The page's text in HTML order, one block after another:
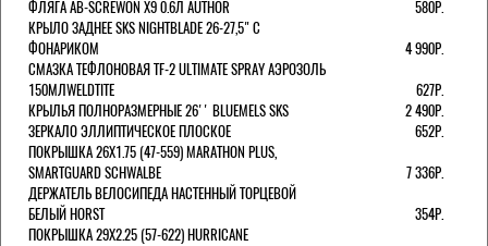
ФЛЯГА AB-SCREWON X9 0.6Л AUTHOR
580Р.
КРЫЛО ЗАДНЕЕ SKS NIGHTBLADE 26-27,5" С
ФОНАРИКОМ
4 990Р.
СМАЗКА ТЕФЛОНОВАЯ TF-2 ULTIMATE SPRAY АЭРОЗОЛЬ
150МЛWELDTITE
627Р.
КРЫЛЬЯ ПОЛНОРАЗМЕРНЫЕ 26'' BLUEMELS SKS
2 490Р.
ЗЕРКАЛО ЭЛЛИПТИЧЕСКОЕ ПЛОСКОЕ
652Р.
ПОКРЫШКА 26X1.75 (47-559) MARATHON PLUS,
SMARTGUARD SCHWALBE
7 336Р.
ДЕРЖАТЕЛЬ ВЕЛОCИПЕДА НАСТЕННЫЙ ТОРЦЕВОЙ
БЕЛЫЙ HORST
354Р.
ПОКРЫШКА 29X2.25 (57-622) HURRICANE